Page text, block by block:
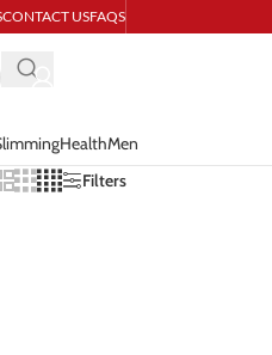
CONTACT USFAQS
HealthMen
Filters